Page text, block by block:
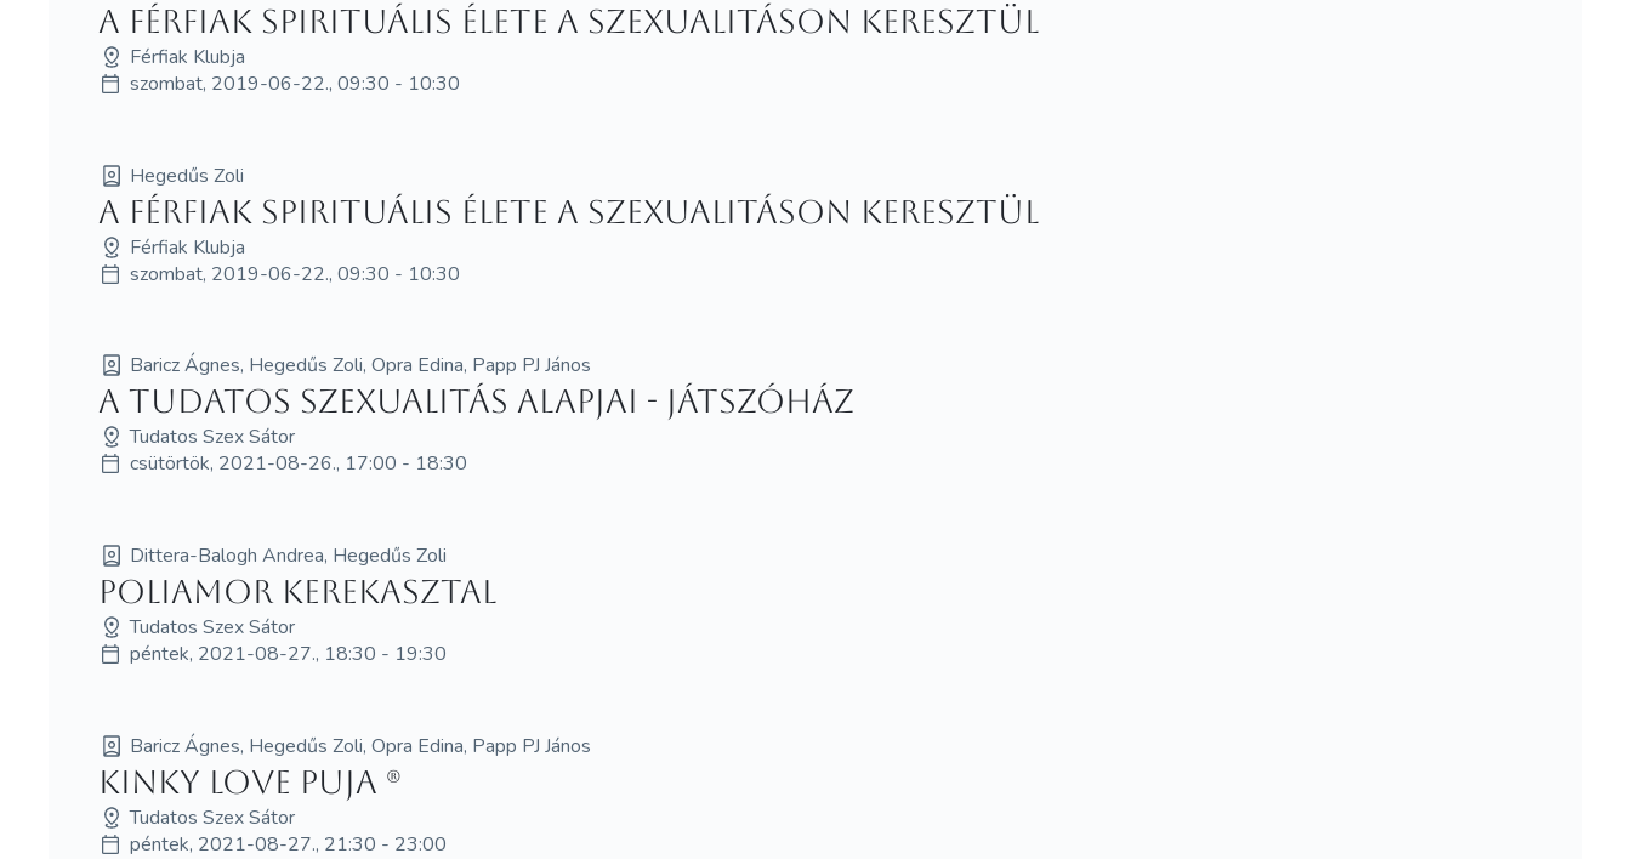
A férfiak spirituális élete a szexualitáson keresztül
Férfiak Klubja
szombat, 2019-06-22., 09:30 - 10:30
Hegedűs Zoli
A férfiak spirituális élete a szexualitáson keresztül
Férfiak Klubja
szombat, 2019-06-22., 09:30 - 10:30
Baricz Ágnes, Hegedűs Zoli, Opra Edina, Papp PJ János
A tudatos szexualitás alapjai - Játszóház
Tudatos Szex Sátor
csütörtök, 2021-08-26., 17:00 - 18:30
Dittera-Balogh Andrea, Hegedűs Zoli
Poliamor kerekasztal
Tudatos Szex Sátor
péntek, 2021-08-27., 18:30 - 19:30
Baricz Ágnes, Hegedűs Zoli, Opra Edina, Papp PJ János
Kinky love puja (R)
Tudatos Szex Sátor
péntek, 2021-08-27., 21:30 - 23:00